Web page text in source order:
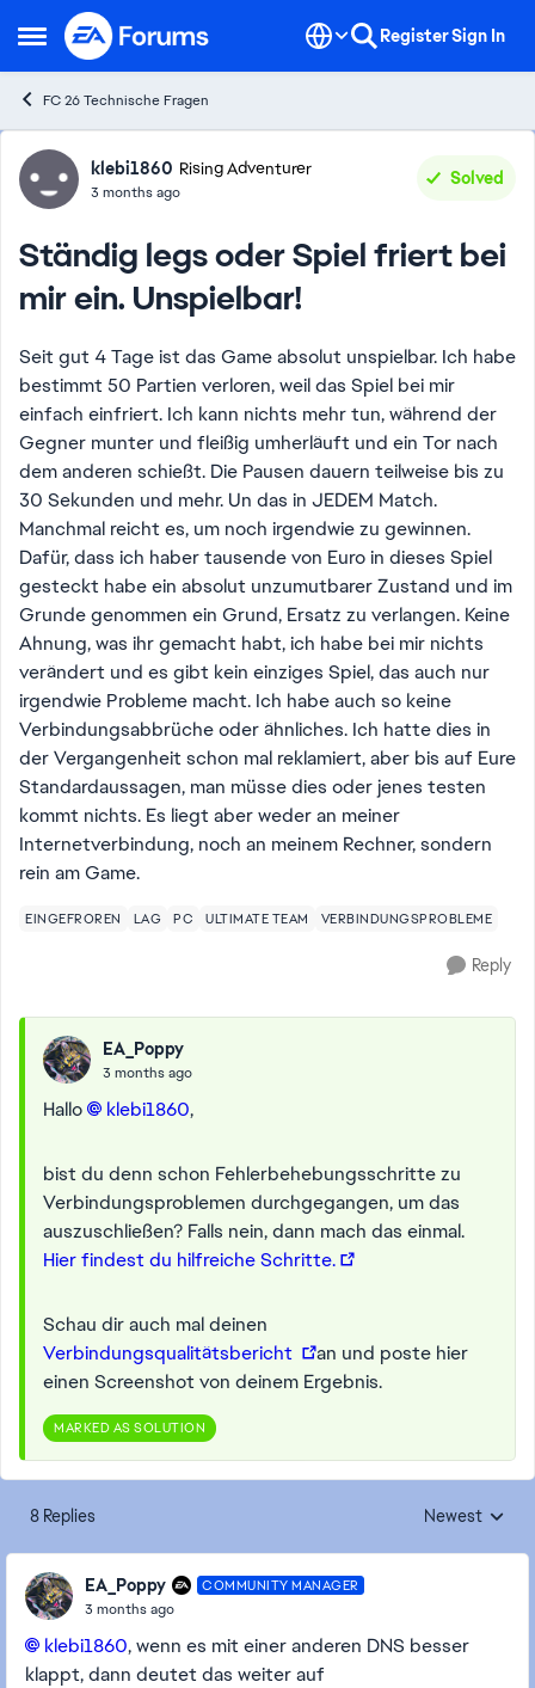
Open Side Menu
Skip to content RegisterSign In
FC 26 Technische Fragen
Forum Discussion
klebi1860 Rising Adventurer
3 months ago
Solved
Ständig legs oder Spiel friert bei
mir ein. Unspielbar!
Seit gut 4 Tage ist das Game absolut unspielbar. Ich habe
bestimmt 50 Partien verloren, weil das Spiel bei mir
einfach einfriert. Ich kann nichts mehr tun, während der
Gegner munter und fleißig umherläuft und ein Tor nach
dem anderen schießt. Die Pausen dauern teilweise bis zu
30 Sekunden und mehr. Un das in JEDEM Match.
Manchmal reicht es, um noch irgendwie zu gewinnen.
Dafür, dass ich haber tausende von Euro in dieses Spiel
gesteckt habe ein absolut unzumutbarer Zustand und im
Grunde genommen ein Grund, Ersatz zu verlangen. Keine
Ahnung, was ihr gemacht habt, ich habe bei mir nichts
verändert und es gibt kein einziges Spiel, das auch nur
irgendwie Probleme macht. Ich habe auch so keine
Verbindungsabbrüche oder ähnliches. Ich hatte dies in
der Vergangenheit schon mal reklamiert, aber bis auf Eure
Standardaussagen, man müsse dies oder jenes testen
kommt nichts. Es liegt aber weder an meiner
Internetverbindung, noch an meinem Rechner, sondern
rein am Game.
EINGEFROREN LAG PC ULTIMATE TEAM VERBINDUNGSPROBLEME
Reply
EA_Poppy
3 months ago
Hallo klebi1860​,
bist du denn schon Fehlerbehebungsschritte zu
Verbindungsproblemen durchgegangen, um das
auszuschließen? Falls nein, dann mach das einmal.
Hier findest du hilfreiche Schritte.
Schau dir auch mal deinen
Verbindungsqualitätsbericht
an und poste hier
einen Screenshot von deinem Ergebnis.
MARKED AS SOLUTION
8 Replies Replies sorted
Newest
EA_Poppy COMMUNITY MANAGER
3 months ago
klebi1860​, wenn es mit einer anderen DNS besser
klappt, dann deutet das weiter auf